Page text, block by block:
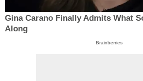
Gina Carano Finally Admits What
Along
Brainberries